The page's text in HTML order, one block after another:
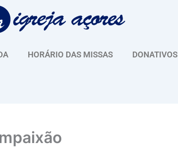
HORÁRIO DAS MISSAS DONATIVOS